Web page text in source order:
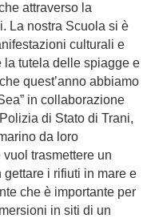
attraverso la
La nostra Scuola si è
culturali e
la tutela delle spiagge e
quest’anno abbiamo
in collaborazione
di Stato di Trani,
da loro
trasmettere un
i rifiuti in mare e
che è importante per
in siti di un